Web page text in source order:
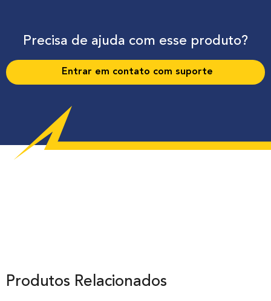
Precisa de ajuda com esse produto?
Entrar em contato com suporte
Produtos Relacionados